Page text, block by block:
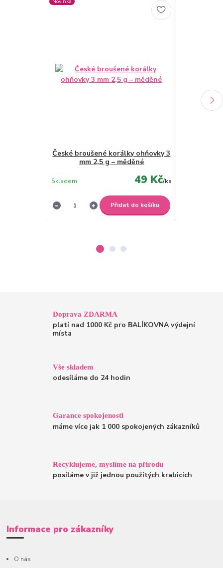
České broušené korálky ohňovky 3
mm 2,5 g – měděné
49 Kč/ks
Skladem
Přidat do košíku
Doprava ZDARMA
platí nad 1000 Kč pro BALÍKOVNA výdejní
místa
Vše skladem
odesíláme do 24 hodin
Garance spokojenosti
máme více jak 1 000 spokojených zákazníků
Recyklujeme, myslíme na přírodu
posíláme v již jednou použitých krabicích
Informace pro zákazníky
O nás